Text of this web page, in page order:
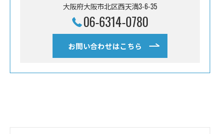
大阪府大阪市北区西天満3-6-35
06-6314-0780
お問い合わせはこちら